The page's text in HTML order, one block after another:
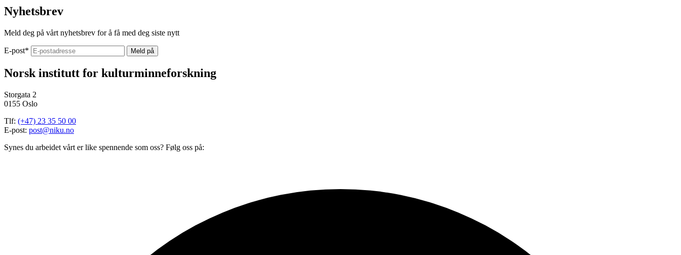
Nyhetsbrev
Meld deg på vårt nyhetsbrev for å få med deg siste nytt
E-post*
Norsk institutt for kulturminneforskning
Storgata 2
0155 Oslo
Tlf: (+47) 23 35 50 00
E-post: post@niku.no
Synes du arbeidet vårt er like spennende som oss? Følg oss på: